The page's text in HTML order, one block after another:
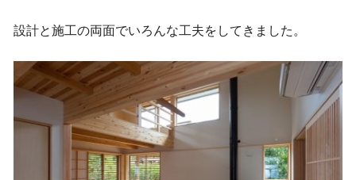
設計と施工の両面でいろんな工夫をしてきました。